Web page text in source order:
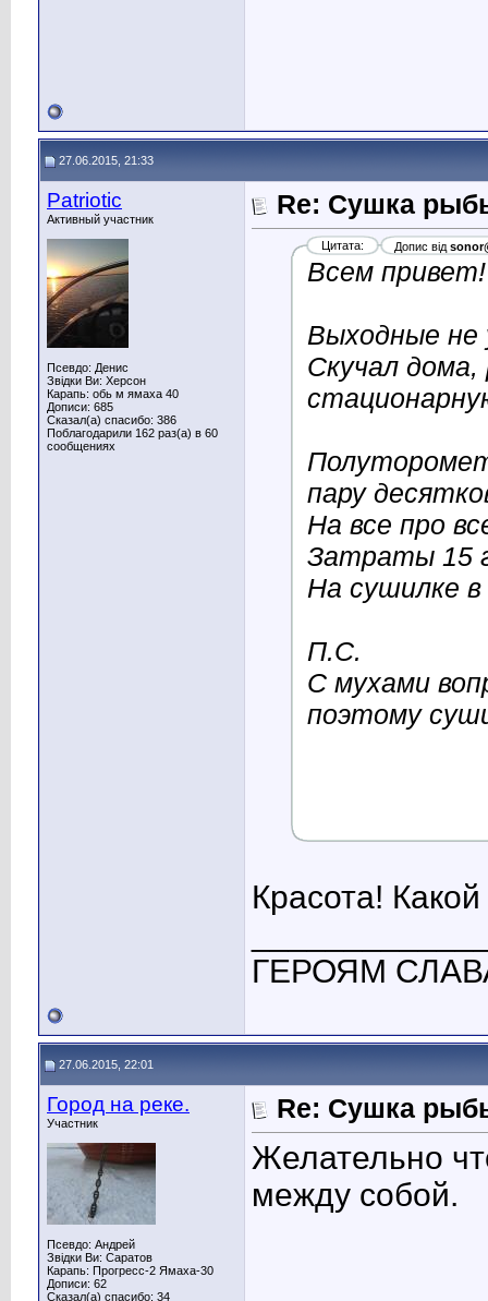
27.06.2015, 21:33
Patriotic
Активный участник
Псевдо: Денис
Звідки Ви: Херсон
Карапь: обь м ямаха 40
Дописи: 685
Сказал(а) спасибо: 386
Поблагодарили 162 раз(а) в 60
сообщениях
Re: Сушка
Цитата: Допис від
Всем привет!
Выходные не
Скучал
пару
На все про
Затраты 15
На сушилке
П.С.
С мухами
поэтому
Красота!
ГЕРОЯМ
27.06.2015, 22:01
Город на реке.
Участник
Псевдо: Андрей
Звідки Ви: Саратов
Карапь: Прогресс-2 Ямаха-30
Дописи: 62
Сказал(а) спасибо: 34
Re: Сушка
Желательно
между собой.